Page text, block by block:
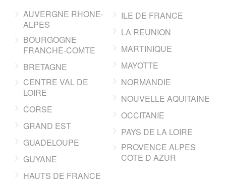
AUVERGNE RHONE-
ALPES
BOURGOGNE
FRANCHE-COMTE
BRETAGNE
CENTRE VAL DE
LOIRE
CORSE
GRAND EST
GUADELOUPE
GUYANE
HAUTS DE FRANCE
ILE DE FRANCE
LA REUNION
MARTINIQUE
MAYOTTE
NORMANDIE
NOUVELLE AQUITAINE
OCCITANIE
PAYS DE LA LOIRE
PROVENCE ALPES
COTE D AZUR